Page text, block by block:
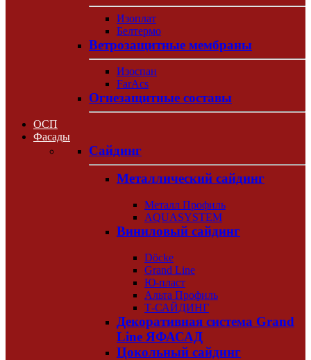
Изоплат
Белтермо
Ветрозащитные мембраны
Изоспан
FarAcs
Огнезащитные составы
ОСП
Фасады
Сайдинг
Металлический сайдинг
Металл Профиль
AQUASYSTEM
Виниловый сайдинг
Döcke
Grand Line
Ю-пласт
Альта Профиль
Т-САЙДИНГ
Декоративная система Grand
Line ЯФАСАД
Цокольный сайдинг